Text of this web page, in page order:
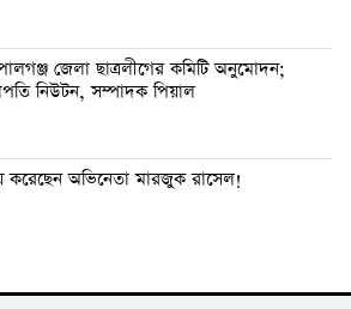
জেলা ছাত্রলীগের কমিটি অনুমোদন;
নিউটন, সম্পাদক পিয়াল
করেছেন অভিনেতা মারজুক রাসেল!